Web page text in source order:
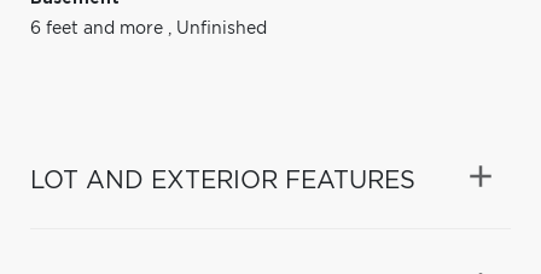
6 feet and more , Unfinished
LOT AND EXTERIOR FEATURES